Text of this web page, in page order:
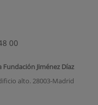
00
Jiménez Díaz
alto. 28003-Madrid